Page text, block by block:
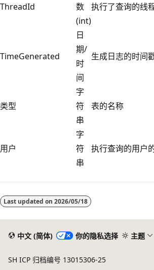
ThreadId
数
(int)
执行了查询的线
TimeGenerated
日
期/
时
间
生成日志的时间
类型
字
符
串
表的名称
用户
字
符
串
执行查询的用户
模
式
Last updated on 2026/05/18
中文 (简体) 你的隐私选择 主题
SH ICP 归档编号 13015306-25